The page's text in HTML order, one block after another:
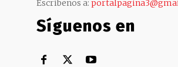
Escríbenos a:
Síguenos en